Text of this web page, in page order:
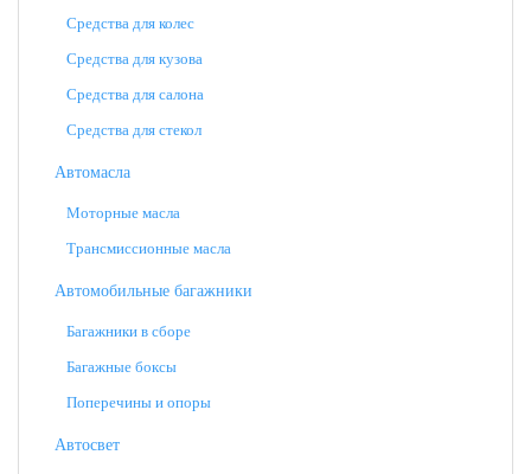
Средства для колес
Средства для кузова
Средства для салона
Средства для стекол
Автомасла
Моторные масла
Трансмиссионные масла
Автомобильные багажники
Багажники в сборе
Багажные боксы
Поперечины и опоры
Автосвет